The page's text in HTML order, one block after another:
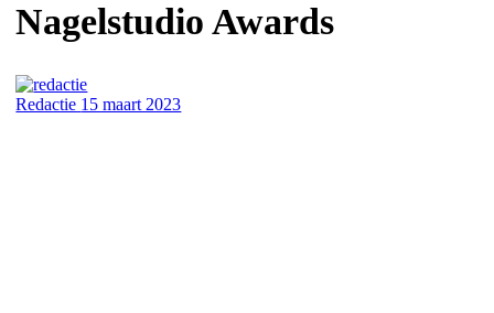
Nagelstudio Awards
Redactie 15 maart 2023